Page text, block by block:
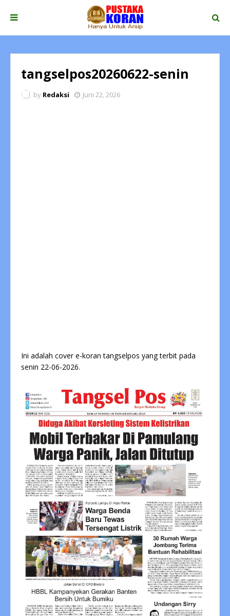
tangselpos20260622-senin
by Redaksi Juni 22, 2026
Ini adalah cover e-koran tangselpos yang terbit pada
senin 22-06-2026.